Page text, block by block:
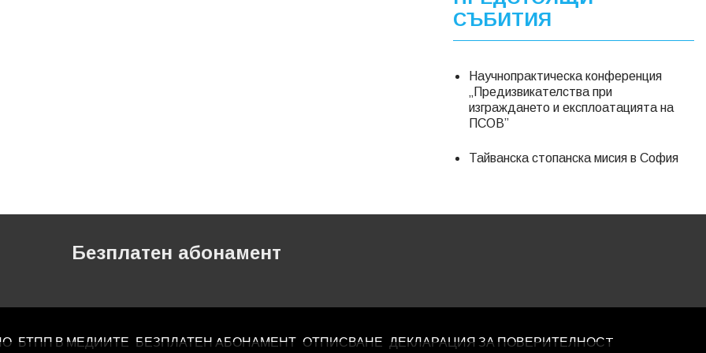
СЪБИТИЯ
Научнопрактическа конференция
„Предизвикателства при
изграждането и експлоатацията на
ПСОВ”
Тайванска стопанска мисия в София
Безплатен абонамент
БТПП В МЕДИИТЕ БЕЗПЛАТЕН AБОНАМЕНТ ОТПИСВАНЕ ДЕКЛАРАЦИЯ ЗА ПОВЕРИТЕЛНОСT